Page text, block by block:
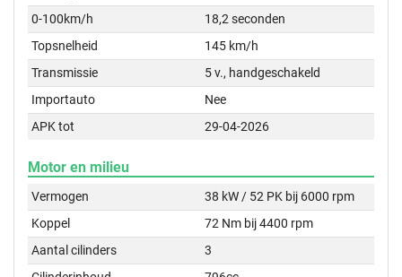
0-100km/h
18,2 seconden
Topsnelheid
145 km/h
Transmissie
5 v., handgeschakeld
Importauto
Nee
APK tot
29-04-2026
Motor en milieu
Vermogen
38 kW / 52 PK bij 6000 rpm
Koppel
72 Nm bij 4400 rpm
Aantal cilinders
3